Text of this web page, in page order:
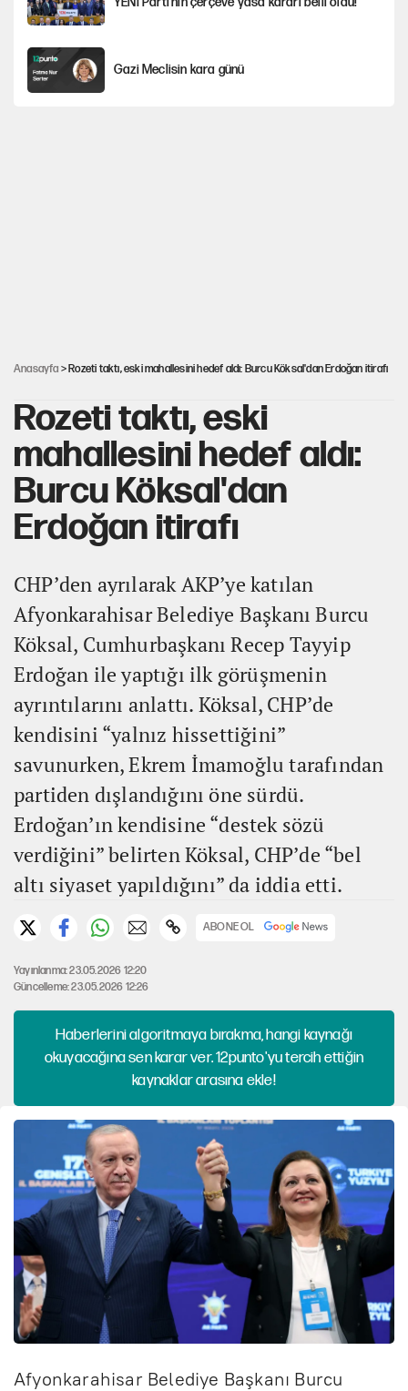
Gazi Meclisin kara günü
Anasayfa > Rozeti taktı, eski mahallesini hedef aldı: Burcu Köksal'dan Erdoğan itirafı
Rozeti taktı, eski
mahallesini hedef aldı:
Burcu Köksal'dan
Erdoğan itirafı
CHP’den ayrılarak AKP’ye katılan
Afyonkarahisar Belediye Başkanı Burcu
Köksal, Cumhurbaşkanı Recep Tayyip
Erdoğan ile yaptığı ilk görüşmenin
ayrıntılarını anlattı. Köksal, CHP’de
kendisini “yalnız hissettiğini”
savunurken, Ekrem İmamoğlu tarafından
partiden dışlandığını öne sürdü.
Erdoğan’ın kendisine “destek sözü
verdiğini” belirten Köksal, CHP’de “bel
altı siyaset yapıldığını” da iddia etti.
ABONE OL
Yayınlanma: 23.05.2026 12:20
Güncelleme: 23.05.2026 12:26
Haberlerini algoritmaya bırakma, hangi kaynağı
okuyacağına sen karar ver. 12punto'yu tercih ettiğin
kaynaklar arasına ekle!
Afyonkarahisar Belediye Başkanı Burcu